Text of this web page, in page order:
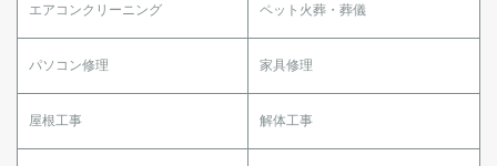
エアコンクリーニング ペット火葬・葬儀
パソコン修理 家具修理
屋根工事 解体工事